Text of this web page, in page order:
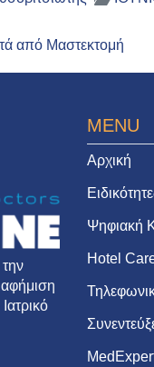
από Μαστεκτομή
MENU
Αρχική
Ψηφιακή
Hotel